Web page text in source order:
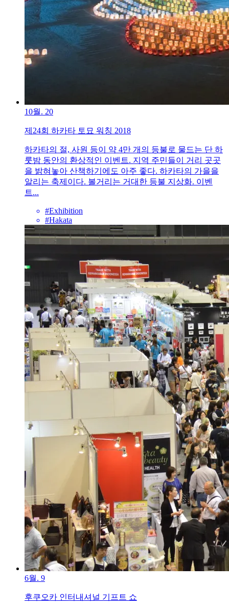
10월. 20
제24회 하카타 토묘 워칭 2018
하카타의 절, 사원 등이 약 4만 개의 등불로 물드는 단 하
룻밤 동안의 환상적인 이벤트. 지역 주민들이 거리 곳곳
을 밝혀놓아 산책하기에도 아주 좋다. 하카타의 가을을
알리는 축제이다. 볼거리는 거대한 등불 지상화. 이벤
트...
#Exhibition
#Hakata
6월. 9
후쿠오카 인터내셔널 기프트 쇼